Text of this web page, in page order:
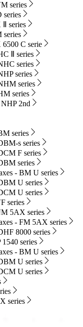
series
series
series
series
C serie
Ⅱ series
series
series
series
series
2nd
series
s series
F series
series
- BM U series
U series
U series
series
5AX series
- FM 5AX series
8000 series
series
- BM U series
U series
U series
series